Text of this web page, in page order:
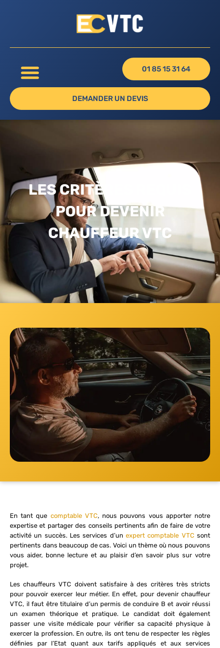
01 85 15 31 64
DEMANDER UN DEVIS
LES CRITÈRES REQUIS
POUR DEVENIR
CHAUFFEUR VTC
En tant que comptable VTC, nous pouvons vous apporter notre
expertise et partager des conseils pertinents afin de faire de votre
activité un succès. Les services d’un expert comptable VTC sont
pertinents dans beaucoup de cas. Voici un thème où nous pouvons
vous aider, bonne lecture et au plaisir d’en savoir plus sur votre
projet.
Les chauffeurs VTC doivent satisfaire à des critères très stricts
pour pouvoir exercer leur métier. En effet, pour devenir chauffeur
VTC, il faut être titulaire d’un permis de conduire B et avoir réussi
un examen théorique et pratique. Le candidat doit également
passer une visite médicale pour vérifier sa capacité physique à
exercer la profession. En outre, ils ont tenu de respecter les règles
définies par l’Etat quant aux tarifs appliqués et aux services